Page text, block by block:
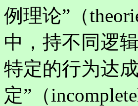
例理论”（
中，持不同逻
特定的行为达
定”（